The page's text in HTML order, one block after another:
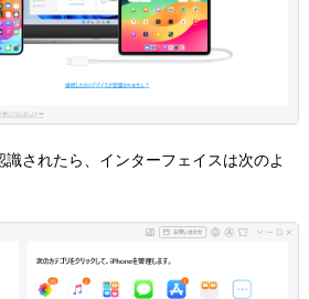
されたら、インターフェイスは次のよ